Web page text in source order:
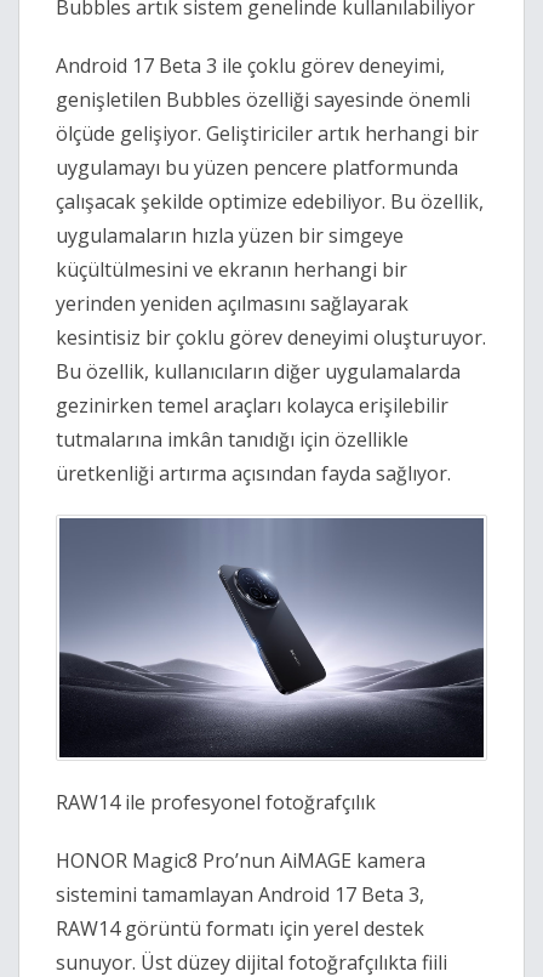
Bubbles artık sistem genelinde kullanılabiliyor
Android 17 Beta 3 ile çoklu görev deneyimi,
genişletilen Bubbles özelliği sayesinde önemli
ölçüde gelişiyor. Geliştiriciler artık herhangi bir
uygulamayı bu yüzen pencere platformunda
çalışacak şekilde optimize edebiliyor. Bu özellik,
uygulamaların hızla yüzen bir simgeye
küçültülmesini ve ekranın herhangi bir
yerinden yeniden açılmasını sağlayarak
kesintisiz bir çoklu görev deneyimi oluşturuyor.
Bu özellik, kullanıcıların diğer uygulamalarda
gezinirken temel araçları kolayca erişilebilir
tutmalarına imkân tanıdığı için özellikle
üretkenliği artırma açısından fayda sağlıyor.
RAW14 ile profesyonel fotoğrafçılık
HONOR Magic8 Pro’nun AiMAGE kamera
sistemini tamamlayan Android 17 Beta 3,
RAW14 görüntü formatı için yerel destek
sunuyor. Üst düzey dijital fotoğrafçılıkta fiili